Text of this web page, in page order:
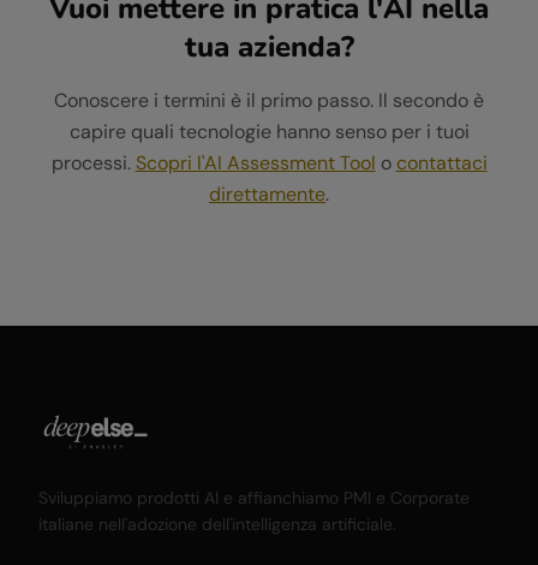
Vuoi mettere in pratica l'AI nella
tua azienda?
Conoscere i termini è il primo passo. Il secondo è
capire quali tecnologie hanno senso per i tuoi
processi. Scopri l'AI Assessment Tool o contattaci
direttamente.
Sviluppiamo prodotti AI e affianchiamo PMI e Corporate
italiane nell'adozione dell'intelligenza artificiale.